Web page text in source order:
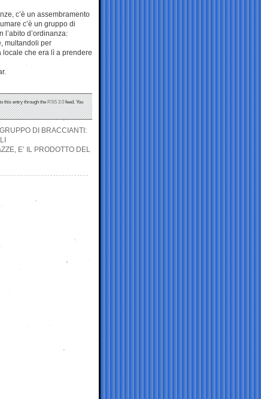
c’è un assembramento
c’è un gruppo di
d’ordinanza.
multandoli per
che era lì a prendere
this entry through theRSS 2.0feed. You
DI BRACCIANTI:
E’ IL PRODOTTO DEL